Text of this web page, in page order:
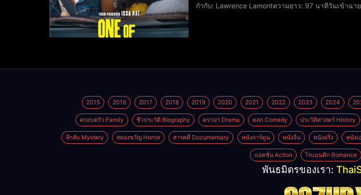
กำกับ: Lawrence Lamontความยาว: 97 นาทีวันเข้าฉ
2015 2016 2017 2018 2019 2020 2021 2022 2023 2024
ครอบครัว Family ชีวประวัติ Biography ดราม่า Drama ตลก Comedy ประวัติศาสตร์ History
ลึกลับ Mystery สยองขวัญ Horror สารคดี Documentary หนังการ์ตูน หนังจีน หนังฝรั่ง หนังเ
แอคชั่น Action โรแมนติก Romance
พันธมิตรของเรา: